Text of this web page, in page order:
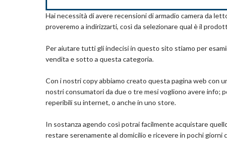
linee chiare conforme a questo elegante
domestici, grazie al design contemporaneo, è
angolo della vostra casa. Offre molto spazio e
Armadio per soggiorno con 2 ante e 3 ripiano.
Dimensioni: 80 x 40 x 101.5 cm (Larghezza x
Dettagli
Caratteristica speciale: Con serratura
Marchio: MEUBLE COSY
Hai necessità di avere recensioni di armadio camera da
proveremo a indirizzarti, così da selezionare qual è il
Per aiutare tutti gli indecisi in questo sito stiamo per
vendita e sotto a questa categoria.
Con i nostri copy abbiamo creato questa pagina web con
nostri consumatori da due o tre mesi vogliono avere
reperibili su internet, o anche in uno store.
In sostanza agendo così potrai facilmente acquistare
restare serenamente al domicilio e ricevere in pochi giorni